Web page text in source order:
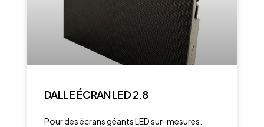
DALLE ÉCRAN LED 2.8
Pour des écrans géants LED sur-mesures.